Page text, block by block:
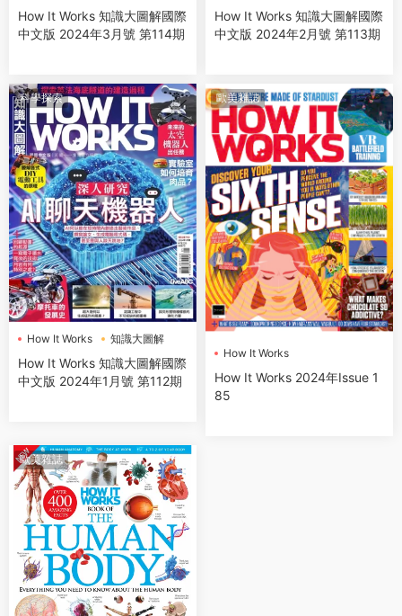
How It Works 知識大圖解國際
中文版 2024年3月號 第114期
How It Works 知識大圖解國際
中文版 2024年2月號 第113期
科學探索
How It Works 知識大圖解
How It Works 知識大圖解國際
中文版 2024年1月號 第112期
歐美雜誌
How It Works
How It Works 2024年Issue 1
85
歐美雜誌